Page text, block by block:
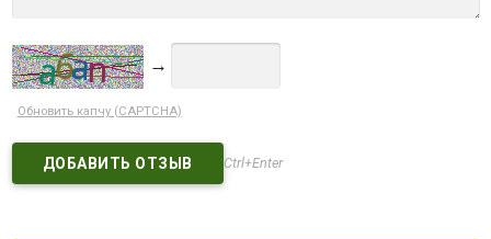
→
Обновить капчу (CAPTCHA)
Ctrl+Enter